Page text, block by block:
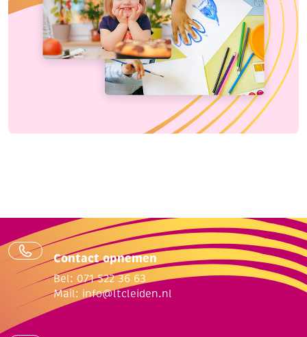
Contact opnemen
Bel: 071 522 36 63
Mail: info@ltcleiden.nl